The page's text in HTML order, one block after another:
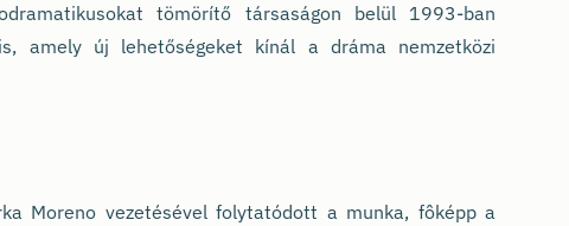
tömörítő társaságon belül 1993-ban
amely új lehetőségeket kínál a dráma nemzetközi
Moreno vezetésével folytatódott a munka, fôképp a